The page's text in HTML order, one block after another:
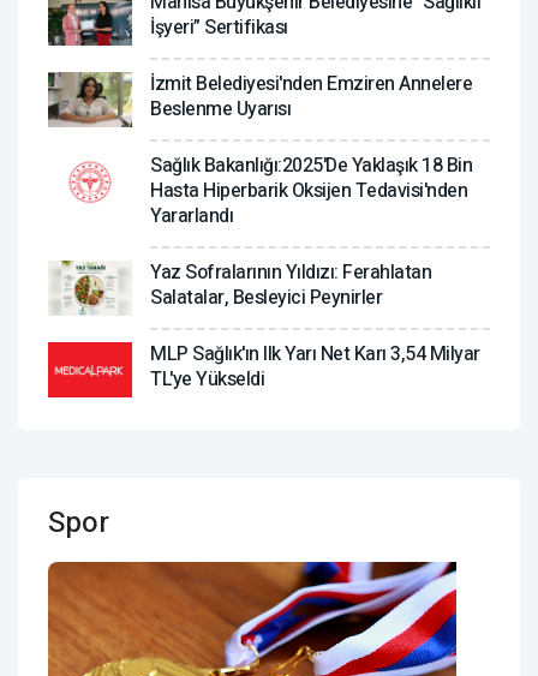
İşyeri” Sertifikası
İzmit Belediyesi'nden Emziren Annelere
Beslenme Uyarısı
Sağlık Bakanlığı:2025'de Yaklaşık 18 Bin
Hasta Hiperbarik Oksijen Tedavisi'nden
Yararlandı
Yaz Sofralarının Yıldızı: Ferahlatan
Salatalar, Besleyici Peynirler
MLP Sağlık'ın Ilk Yarı Net Karı 3,54 Milyar
TL'ye Yükseldi
Spor